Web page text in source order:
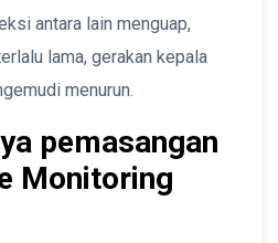
antara lain menguap,
lama, gerakan kepala
menurun.
pemasangan
Monitoring